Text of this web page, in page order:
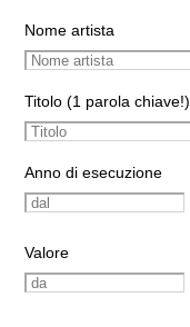
Nome artista
Titolo (1 parola chiave!)
Anno di esecuzione
Valore